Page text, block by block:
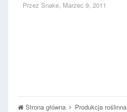
Przez Snake, Marzec 9, 2011
Strona główna Produkcja roślinna